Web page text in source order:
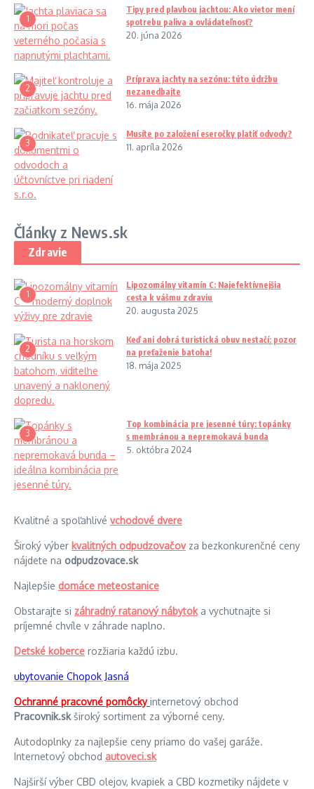
1
Tipy pred plavbou jachtou: Ako vietor mení
spotrebu paliva a ovládateľnosť?
20. júna 2026
2
Príprava jachty na sezónu: túto údržbu
nezanedbajte
16. mája 2026
3
Musíte po založení eseročky platiť odvody?
11. apríla 2026
Články z News.sk
Zdravie
1
Lipozomálny vitamín C: Najefektívnejšia
cesta k vášmu zdraviu
20. augusta 2025
2
Keď ani dobrá turistická obuv nestačí: pozor
na preťaženie batoha!
18. mája 2025
3
Top kombinácia pre jesenné túry: topánky
s membránou a nepremokavá bunda
5. októbra 2024
Kvalitné a spoľahlivé vchodové dvere
Široký výber kvalitných odpudzovačovza bezkonkurenčné ceny
nájdete na odpudzovace.sk
Najlepšie domáce meteostanice
Obstarajte si záhradný ratanový nábytoka vychutnajte si
príjemné chvíle v záhrade naplno.
Detské koberce rozžiaria každú izbu.
ubytovanie Chopok Jasná
Ochranné pracovné pomôckyinternetový obchod
Pracovnik.skširoký sortiment za výborné ceny.
Autodoplnky za najlepšie ceny priamo do vašej garáže.
Internetový obchod autoveci.sk
Najširší výber CBD olejov, kvapiek a CBD kozmetiky nájdete v